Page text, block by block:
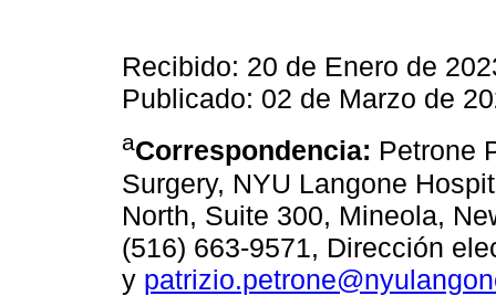
Recibido: 20 de Enero de
Publicado: 02 de Marzo de
aCorrespondencia: Petrone
Surgery, NYU Langone
North, Suite 300, Mineola,
(516) 663-9571, Dirección
y